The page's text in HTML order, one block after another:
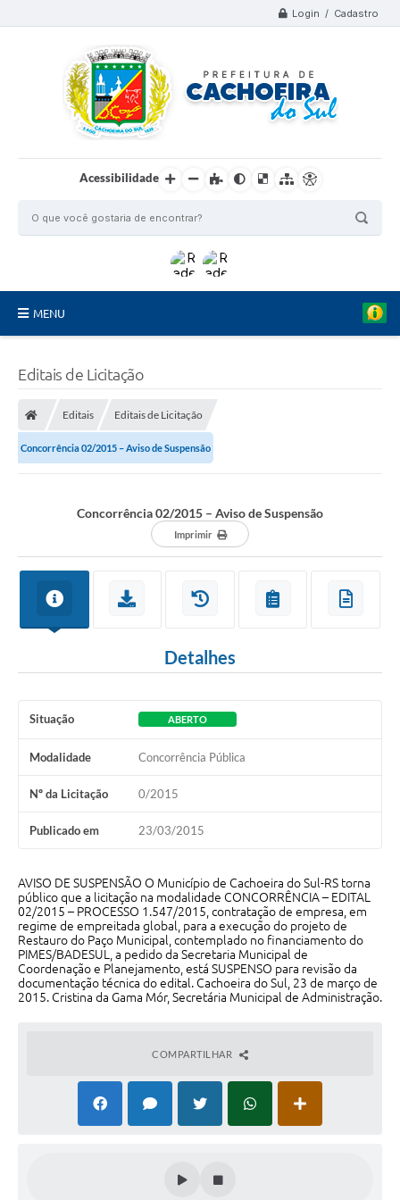
Login / Cadastro
Acessibilidade
MENU
Conselhos Municipais
Coleta seletiva - Informações
Eventos
Galeria de Fotos
A Nossa Cidade
A Prefeitura
Audiências Públicas
Galeria de Vídeos
Gabinetes e Secretarias
Contas Públicas
Editais
Editais de Licitação
Editais Editais de Licitação
Concorrência 02/2015 – Aviso de Suspensão
Concorrência 02/2015 – Aviso de Suspensão
Imprimir
Detalhes
Situação ABERTO
Modalidade Concorrência Pública
Nº da Licitação 0/2015
Publicado em 23/03/2015
AVISO DE SUSPENSÃO O Município de Cachoeira do Sul-RS torna
público que a licitação na modalidade CONCORRÊNCIA – EDITAL
02/2015 – PROCESSO 1.547/2015, contratação de empresa, em
regime de empreitada global, para a execução do projeto de
Restauro do Paço Municipal, contemplado no financiamento do
PIMES/BADESUL, a pedido da Secretaria Municipal de
Coordenação e Planejamento, está SUSPENSO para revisão da
documentação técnica do edital. Cachoeira do Sul, 23 de março de
2015. Cristina da Gama Mór, Secretária Municipal de Administração.
COMPARTILHAR